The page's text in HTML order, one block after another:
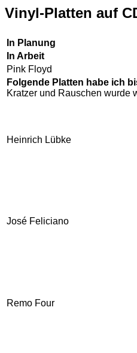
Vinyl-Platten auf
In Planung
In Arbeit
Pink Floyd
Folgende Platten habe ich
Kratzer und Rauschen wurde
Heinrich Lübke
José Feliciano
Remo Four